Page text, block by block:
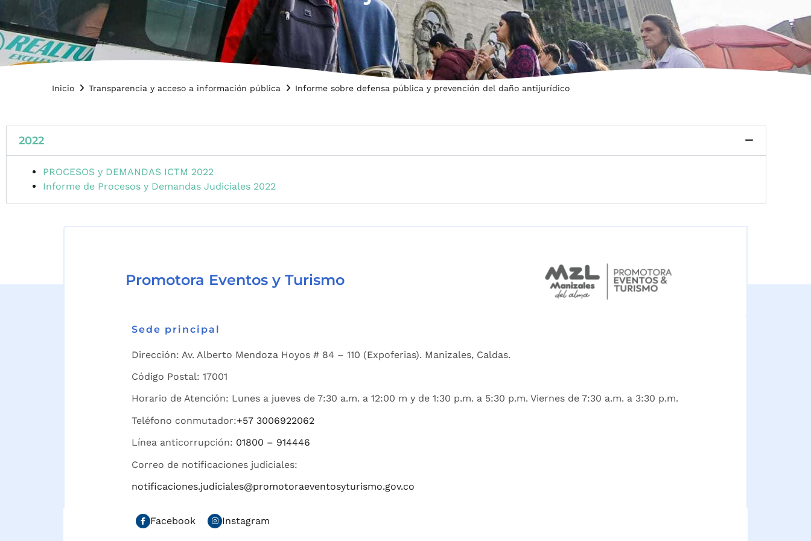
Inicio Transparencia y acceso a información pública Informe sobre defensa pública y prevención del daño antijurídico
2022
PROCESOS y DEMANDAS ICTM 2022
Informe de Procesos y Demandas Judiciales 2022
Promotora Eventos y Turismo
Sede principal
Dirección: Av. Alberto Mendoza Hoyos # 84 – 110 (Expoferias). Manizales, Caldas.
Código Postal: 17001
Horario de Atención: Lunes a jueves de 7:30 a.m. a 12:00 m y de 1:30 p.m. a 5:30 p.m. Viernes de 7:30 a.m. a 3:30 p.m.
Teléfono conmutador:+57 3006922062
Línea anticorrupción: 01800 – 914446
Correo de notificaciones judiciales:
notificaciones.judiciales@promotoraeventosyturismo.gov.co
Facebook Instagram